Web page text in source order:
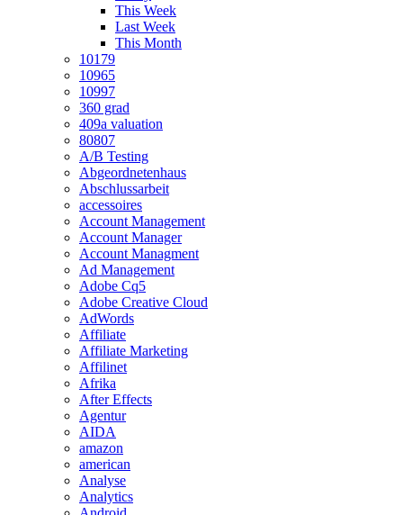
This Week
Last Week
This Month
10179
10965
10997
360 grad
409a valuation
80807
A/B Testing
Abgeordnetenhaus
Abschlussarbeit
accessoires
Account Management
Account Manager
Account Managment
Ad Management
Adobe Cq5
Adobe Creative Cloud
AdWords
Affiliate
Affiliate Marketing
Affilinet
Afrika
After Effects
Agentur
AIDA
amazon
american
Analyse
Analytics